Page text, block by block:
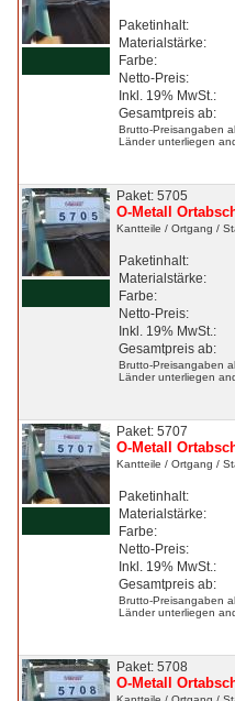
Paketinhalt:
Materialstärke:
Farbe:
Netto-Preis:
Inkl. 19% MwSt.:
Gesamtpreis ab:
Brutto-Preisangaben
Länder unterliegen
Paket: 5705
O-Metall
Kantteile / Ortgang /
Paketinhalt:
Materialstärke:
Farbe:
Netto-Preis:
Inkl. 19% MwSt.:
Gesamtpreis ab:
Brutto-Preisangaben
Länder unterliegen
Paket: 5707
O-Metall
Kantteile / Ortgang /
Paketinhalt:
Materialstärke:
Farbe:
Netto-Preis:
Inkl. 19% MwSt.:
Gesamtpreis ab:
Brutto-Preisangaben
Länder unterliegen
Paket: 5708
O-Metall